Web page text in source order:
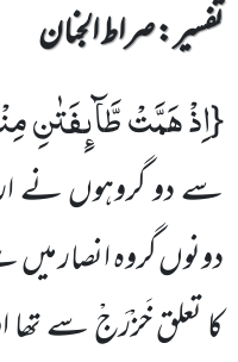
تفسیر : ‎صراط الجنان
{اِذْ هَمَّتْ طَّآىٕفَتٰنِ
سے دو گروہوں نے
دونوں گروہ انصار
کا تعلق خَزْرَجْ سے تھا